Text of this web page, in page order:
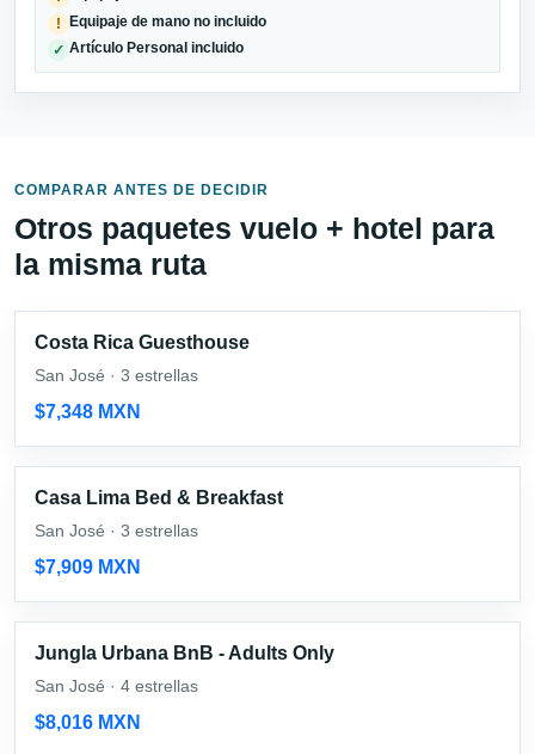
! Equipaje de mano no incluido
✓ Artículo Personal incluido
COMPARAR ANTES DE DECIDIR
Otros paquetes vuelo + hotel para
la misma ruta
Costa Rica Guesthouse
San José · 3 estrellas
$7,348 MXN
Casa Lima Bed & Breakfast
San José · 3 estrellas
$7,909 MXN
Jungla Urbana BnB - Adults Only
San José · 4 estrellas
$8,016 MXN